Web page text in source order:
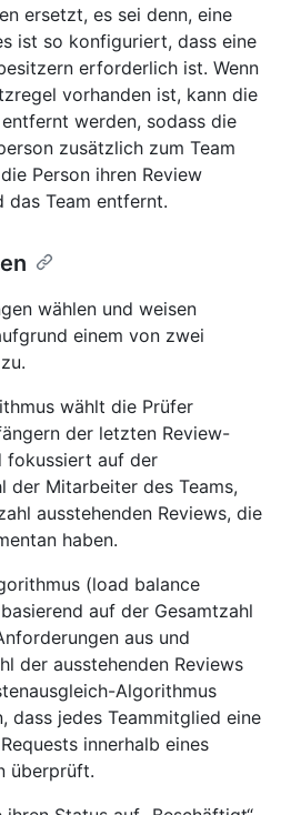
ersetzt, es sei denn, eine
ist so konfiguriert, dass eine
erforderlich ist. Wenn
vorhanden ist, kann die
werden, sodass die
zusätzlich zum Team
Person ihren Review
das Team entfernt.
wählen und weisen
einem von zwei
wählt die Prüfer
der letzten Review-
fokussiert auf der
der Mitarbeiter des Teams,
ausstehenden Reviews, die
haben.
(load balance
auf der Gesamtzahl
aus und
der ausstehenden Reviews
Algorithmus
dass jedes Teammitglied eine
innerhalb eines
überprüft.